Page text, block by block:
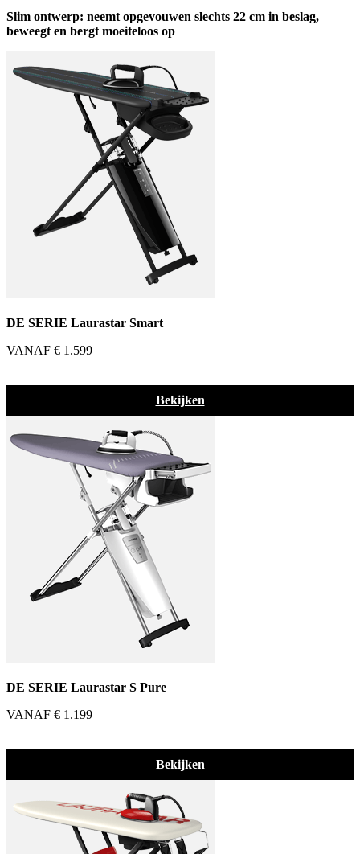
Slim ontwerp: neemt opgevouwen slechts 22 cm in beslag,
beweegt en bergt moeiteloos op
DE SERIE Laurastar Smart
VANAF € 1.599
Bekijken
DE SERIE Laurastar S Pure
VANAF € 1.199
Bekijken